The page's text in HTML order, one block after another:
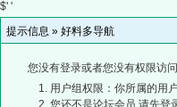
$' '
提示信息 » 好料多导航
您没有登录或者您没有权限访
用户组权限：你所属的用
您还不是论坛会员,请先登